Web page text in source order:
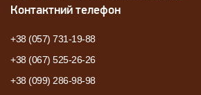
Контактний телефон
+38 (057) 731-19-88
+38 (067) 525-26-26
+38 (099) 286-98-98